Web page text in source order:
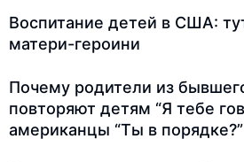
Воспитание детей в США:
матери-героини
Почему родители из
повторяют детям “Я тебе
американцы “Ты в порядке?”